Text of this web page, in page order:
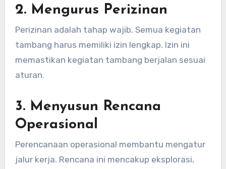
2. Mengurus Perizinan
Perizinan adalah tahap wajib. Semua kegiatan
tambang harus memiliki izin lengkap. Izin ini
memastikan kegiatan tambang berjalan sesuai
aturan.
3. Menyusun Rencana
Operasional
Perencanaan operasional membantu mengatur
jalur kerja. Rencana ini mencakup eksplorasi,